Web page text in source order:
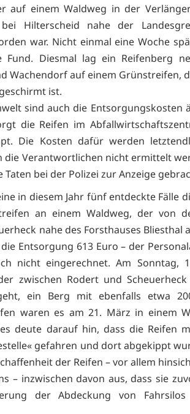
auf einem Waldweg in der
Hilterscheid nahe der
war. Nicht einmal eine Woche
Fund. Diesmal lag ein Reifenberg
Wachendorf auf einem Grünstreifen,
ist.
sind auch die Entsorgungskosten
die Reifen im
Die Kosten dafür werden
die Verantwortlichen nicht ermittelt
bei der Polizei zur Anzeige
in diesem Jahr fünf entdeckte Fälle
an einem Waldweg, der von
nahe des Forsthauses Bliesthal
Entsorgung 613 Euro – der
nicht eingerechnet. Am Sonntag,
zwischen Rodert und
ein Berg mit ebenfalls etwa
waren es am 21. März in einem
deute darauf hin, dass die Reifen
gefahren und dort abgekippt
der Reifen – vor allem
– inzwischen davon aus, dass sie
der Abdeckung von